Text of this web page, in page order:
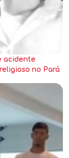
acidente
no Pará